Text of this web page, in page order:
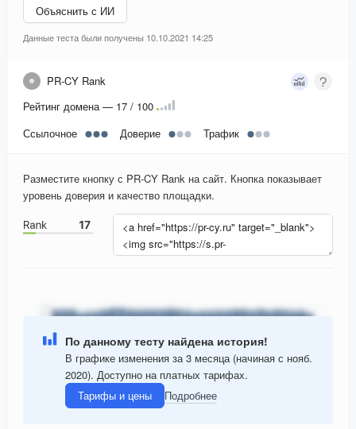
Объяснить с ИИ
Данные теста были получены 10.10.2021 14:25
PR-CY Rank
Рейтинг домена — 17 / 100
Ссылочное
Доверие Трафик
Разместите кнопку с PR-CY Rank на сайт. Кнопка показывает
уровень доверия и качество площадки.
По данному тесту найдена история!
В графике изменения за 3 месяца (начиная с нояб.
2020). Доступно на платных тарифах.
Тарифы и цены
Подробнее